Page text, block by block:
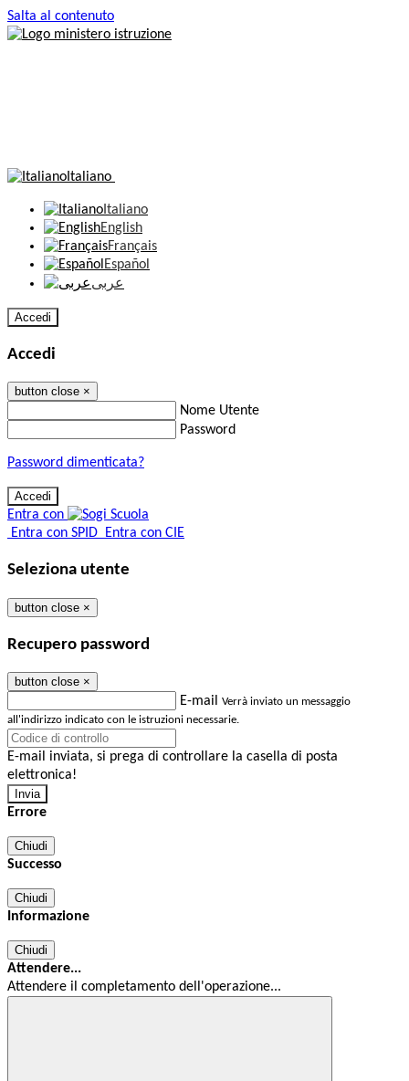
Salta al contenuto
Italiano
Italiano
English
Français
Español
عربى
Accedi
Accedi
button close ×
Nome Utente
Password
Password dimenticata?
Entra con
Entra con SPID Entra con CIE
Seleziona utente
button close ×
Recupero password
button close ×
E-mail Verrà inviato un messaggio
all'indirizzo indicato con le istruzioni necessarie.
E-mail inviata, si prega di controllare la casella di posta
elettronica!
Errore
Chiudi
Successo
Chiudi
Informazione
Chiudi
Attendere...
Attendere il completamento dell'operazione...